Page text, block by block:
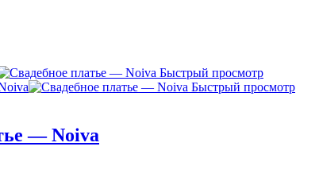
Быстрый просмотр
Быстрый просмотр
— Noiva